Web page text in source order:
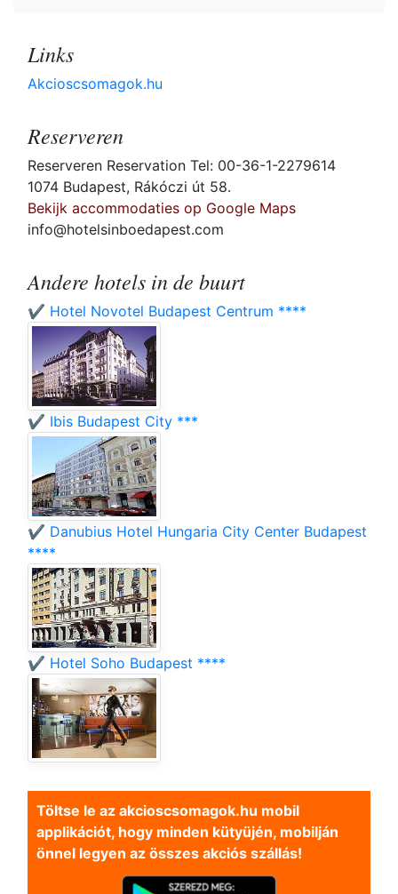
Links
Akcioscsomagok.hu
Reserveren
Reserveren Reservation Tel: 00-36-1-2279614
1074 Budapest, Rákóczi út 58.
Bekijk accommodaties op Google Maps
info@hotelsinboedapest.com
Andere hotels in de buurt
✔️ Hotel Novotel Budapest Centrum ****
✔️ Ibis Budapest City ***
✔️ Danubius Hotel Hungaria City Center Budapest
****
✔️ Hotel Soho Budapest ****
Töltse le az akcioscsomagok.hu mobil
applikációt, hogy minden kütyüjén, mobilján
önnel legyen az összes akciós szállás!